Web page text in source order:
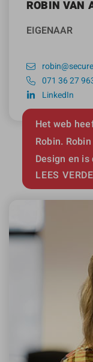
ROBIN VAN
EIGENAAR
071 36 27
LinkedIn
Het web
Robin.
Design en
LEES